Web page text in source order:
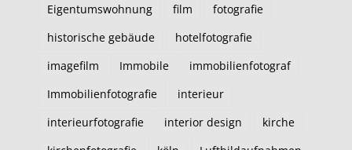
Eigentumswohnung
film
fotografie
historische gebäude
hotelfotografie
imagefilm
Immobile
immobilienfotograf
Immobilienfotografie
interieur
interieurfotografie
interior design
kirche